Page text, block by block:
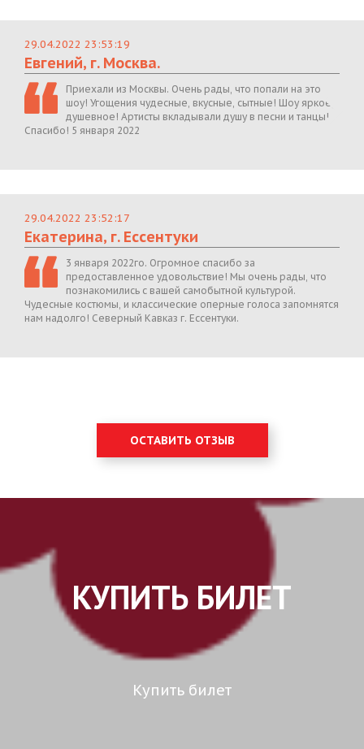
29.04.2022 23:53:19
Евгений, г. Москва.
Приехали из Москвы. Очень рады, что попали на это
шоу! Угощения чудесные, вкусные, сытные! Шоу яркое,
душевное! Артисты вкладывали душу в песни и танцы!
Спасибо! 5 января 2022
29.04.2022 23:52:17
Екатерина, г. Ессентуки
3 января 2022го. Огромное спасибо за
предоставленное удовольствие! Мы очень рады, что
познакомились с вашей самобытной культурой.
Чудесные костюмы, и классические оперные голоса запомнятся
нам надолго! Северный Кавказ г. Ессентуки.
ОСТАВИТЬ ОТЗЫВ
КУПИТЬ БИЛЕТ
Купить билет